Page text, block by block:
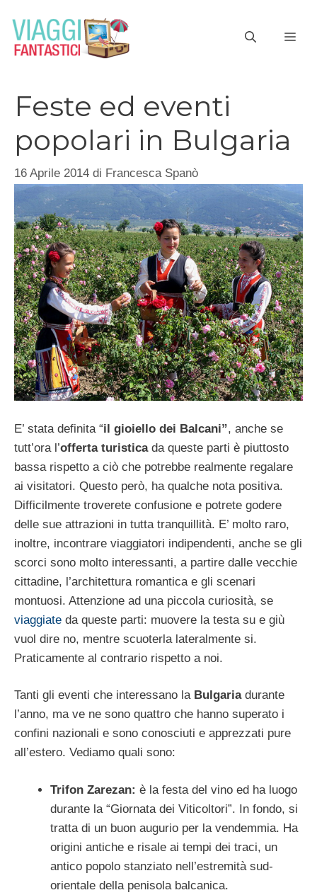
contenuto
Feste ed eventi
popolari in Bulgaria
16 Aprile 2014 di Francesca Spanò
E’ stata definita “il gioiello dei Balcani”, anche se
tutt’ora l’offerta turistica da queste parti è piuttosto
bassa rispetto a ciò che potrebbe realmente regalare
ai visitatori. Questo però, ha qualche nota positiva.
Difficilmente troverete confusione e potrete godere
delle sue attrazioni in tutta tranquillità. E’ molto raro,
inoltre, incontrare viaggiatori indipendenti, anche se gli
scorci sono molto interessanti, a partire dalle vecchie
cittadine, l’architettura romantica e gli scenari
montuosi. Attenzione ad una piccola curiosità, se
viaggiate da queste parti: muovere la testa su e giù
vuol dire no, mentre scuoterla lateralmente si.
Praticamente al contrario rispetto a noi.
Tanti gli eventi che interessano la Bulgaria durante
l’anno, ma ve ne sono quattro che hanno superato i
confini nazionali e sono conosciuti e apprezzati pure
all’estero. Vediamo quali sono:
Trifon Zarezan: è la festa del vino ed ha luogo
durante la “Giornata dei Viticoltori”. In fondo, si
tratta di un buon augurio per la vendemmia. Ha
origini antiche e risale ai tempi dei traci, un
antico popolo stanziato nell’estremità sud-
orientale della penisola balcanica.